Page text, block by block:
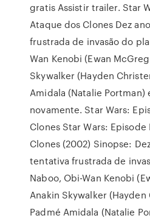
gratis Assistir trailer. Star
Ataque dos Clones Dez
frustrada de invasão do
Wan Kenobi (Ewan
Skywalker (Hayden
Amidala (Natalie Portman)
novamente. Star Wars:
Clones Star Wars:
Clones (2002) Sinopse:
tentativa frustrada de
Naboo, Obi-Wan Kenobi
Anakin Skywalker (Hayden
Padmé Amidala (Natalie